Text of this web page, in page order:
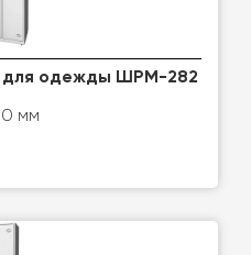
для одежды ШРМ-282
мм